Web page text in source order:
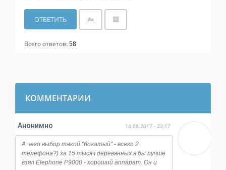
Всего ответов:58
КОММЕНТАРИИ
Анонимно 14.08.2017 - 23:17
А чего выбор такой "богатый" - всего 2
телефона?) за 15 тысяч деревянных я бы лучше
взял Elephone P9000 - хороший аппарат. Он и